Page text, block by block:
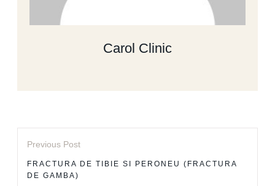
Carol Clinic
Previous Post
FRACTURA DE TIBIE SI PERONEU (FRACTURA
DE GAMBA)